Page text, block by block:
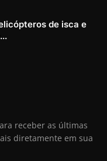
de isca e
receber as últimas
diretamente em sua